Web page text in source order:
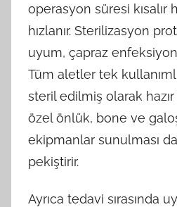
operasyon süresi
hızlanır. Sterilizasyon
uyum, çapraz enfeksiyon
Tüm aletler tek
steril edilmiş olarak
özel önlük, bone ve
ekipmanlar sunulması
pekiştirir.
Ayrıca tedavi sırasında